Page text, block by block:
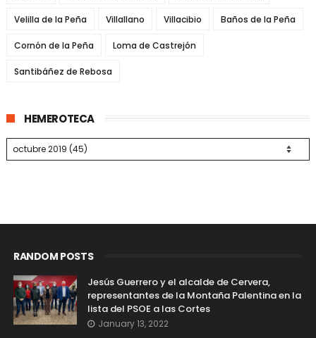
Velilla de la Peña Villallano Villacibio Baños de la Peña
Cornón de la Peña Loma de Castrejón
Santibáñez de Rebosa
HEMEROTECA
RANDOM POSTS
Jesús Guerrero y el alcalde de Cervera,
representantes de la Montaña Palentina en la
lista del PSOE a las Cortes
January 13, 2022